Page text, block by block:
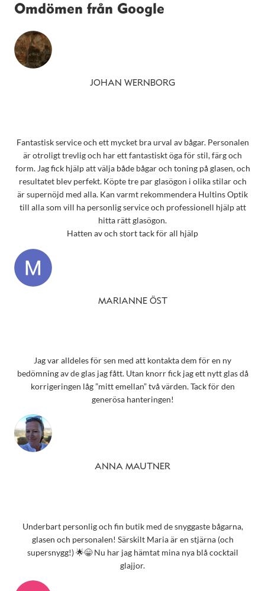
Omdömen från Google
JOHAN WERNBORG
Fantastisk service och ett mycket bra urval av bågar. Personalen
är otroligt trevlig och har ett fantastiskt öga för stil, färg och
form. Jag fick hjälp att välja både bågar och toning på glasen, och
resultatet blev perfekt. Köpte tre par glasögon i olika stilar och
är supernöjd med alla. Kan varmt rekommendera Hultins Optik
till alla som vill ha personlig service och professionell hjälp att
hitta rätt glasögon.
Hatten av och stort tack för all hjälp
MARIANNE ÖST
Jag var alldeles för sen med att kontakta dem för en ny
bedömning av de glas jag fått. Utan knorr fick jag ett nytt glas då
korrigeringen låg ”mitt emellan” två värden. Tack för den
generösa hanteringen!
ANNA MAUTNER
Underbart personlig och fin butik med de snyggaste bågarna,
glasen och personalen! Särskilt Maria är en stjärna (och
supersnygg!) 🌟😁 Nu har jag hämtat mina nya blå cocktail
glajjor.